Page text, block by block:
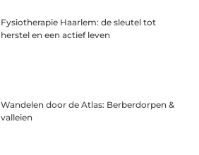
Fysiotherapie Haarlem: de sleutel tot
herstel en een actief leven
Wandelen door de Atlas: Berberdorpen &
valleien